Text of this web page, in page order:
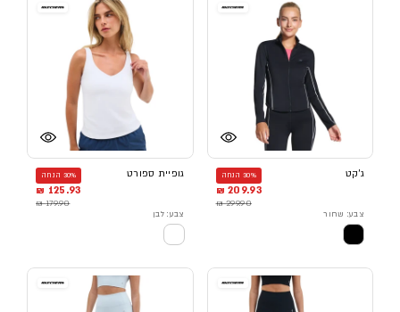
ג'קט 30% הנחה
209.93 ₪
299.90 ₪
צבע: שחור
גופיית ספורט 30% הנחה
125.93 ₪
179.90 ₪
צבע: לבן